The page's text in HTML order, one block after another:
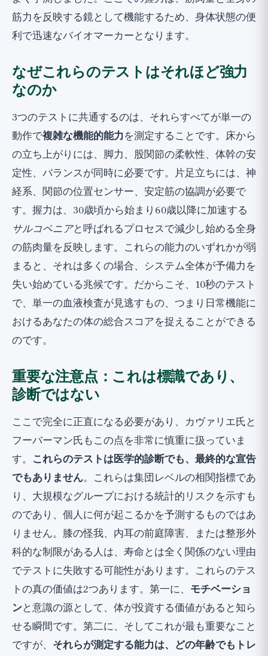
筋力を反映する鏡として機能するため、身体状態の便
利で迅速なバイオマーカーとなります。
なぜこれらのテストはそれほど強力
なのか
3つのテストに共通するのは、それらすべてが単一の
動作で複雑な機能的能力を測定することです。床から
の立ち上がりには、脚力、股関節の柔軟性、体幹の安
定性、バランスが同時に必要です。片足立ちには、神
経系、関節の位置センサー、安定筋の協調が必要で
す。握力は、30歳頃から始まり60歳以降に加速する
サルコペニアと呼ばれるプロセスで減少し始める全身
の筋肉量を反映します。これらの能力のいずれかが弱
まると、それは多くの場合、システム全体が予備力を
失い始めている兆候です。だからこそ、10秒のテスト
で、単一の血液検査が見逃すもの、つまり日常機能に
おけるあなたの体の総合スコアを捉えることができる
のです。
重要な注意点：これは標識であり、
診断ではない
ここで完全に正直になる必要があり、カヴァリエ氏と
フーバーマン氏もこの点を非常に慎重に扱っていま
す。 これらのテストは医学的診断でも、最終的な宣告
でもありません。これらは集団レベルの相関指標であ
り、大規模なグループにおける統計的リスクを示すも
のであり、個人に何が起こるかを予測するものではあ
りません。膝の怪我、内耳の前庭障害、または整形外
科的な制限がある人は、寿命とは全く関係のない理由
でテストに失敗する可能性があります。これらのテス
トの真の価値は2つあります。第一に、 モチベーショ
ンと意識の源として、体が投資する価値があると知ら
せる瞬間です。第二に、そしてこれが最も重要なこと
ですが、 それらが測定する能力は、どの年齢でもトレ